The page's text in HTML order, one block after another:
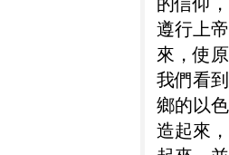
遵行上
來，使
我們看
鄉的以
造起來